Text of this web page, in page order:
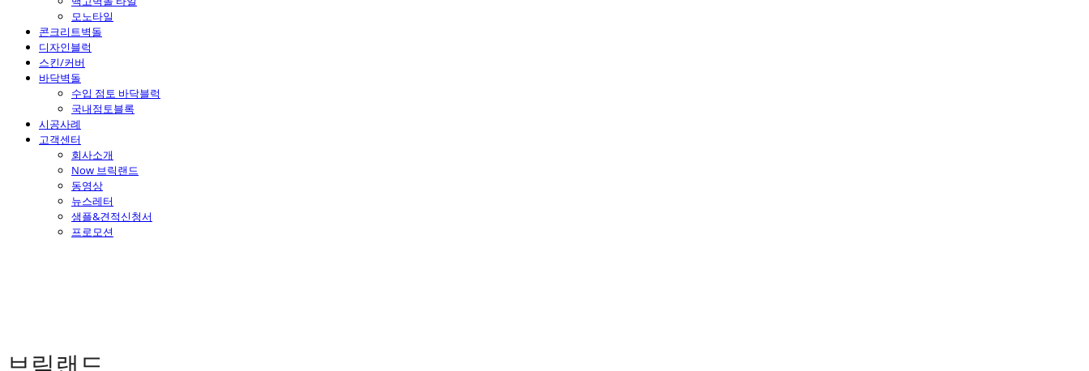
모노타일
콘크리트벽돌
디자인블럭
스킨/커버
바닥벽돌
수입 점토 바닥블럭
국내점토블록
시공사례
고객센터
회사소개
Now 브릭랜드
동영상
뉴스레터
샘플&견적신청서
프로모션
브릭랜드